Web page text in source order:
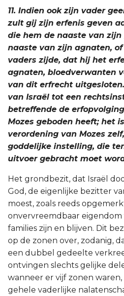
11. Indien ook zijn vader
zult gij zijn erfenis geven
die hem de naaste van zijn
naaste van zijn agnaten,
vaders zijde, dat hij het
agnaten, bloedverwanten
van dit erfrecht
van Israël tot een
betreffende de
Mozes geboden heeft; het
verordening van Mozes
goddelijke instelling, die
uitvoer gebracht moet
Het grondbezit, dat Israël
God, de eigenlijke bezitter
moest, zoals reeds
onvervreemdbaar
families zijn en blijven. Dit
op de zonen over, zodanig,
een dubbel gedeelte
ontvingen slechts gelijke
wanneer er vijf zonen
gehele vaderlijke